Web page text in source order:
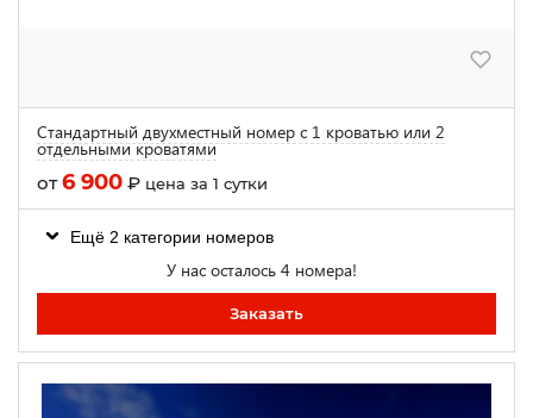
Стандартный двухместный номер с 1 кроватью или 2
отдельными кроватями
от6 900 ₽ цена за 1 сутки
Ещё 2 категории номеров
У нас осталось 4 номера!
Заказать